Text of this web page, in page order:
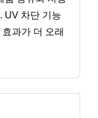
UV 차단 기능
과가 더 오래